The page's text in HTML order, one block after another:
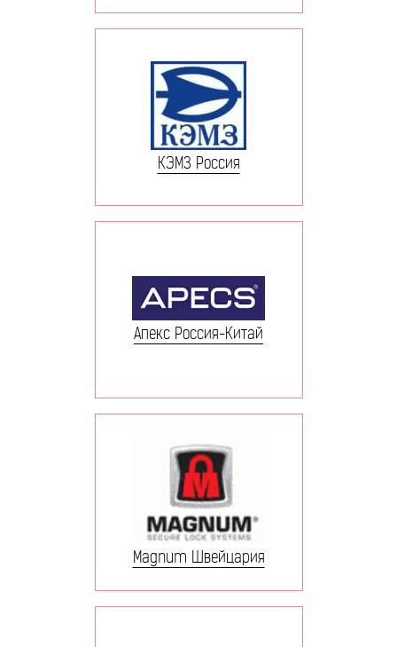
КЭМЗ Россия
Апекс Россия-Китай
Magnum Швейцария